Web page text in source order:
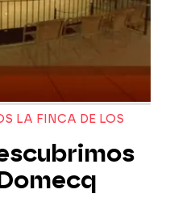
LA FINCA DE LOS